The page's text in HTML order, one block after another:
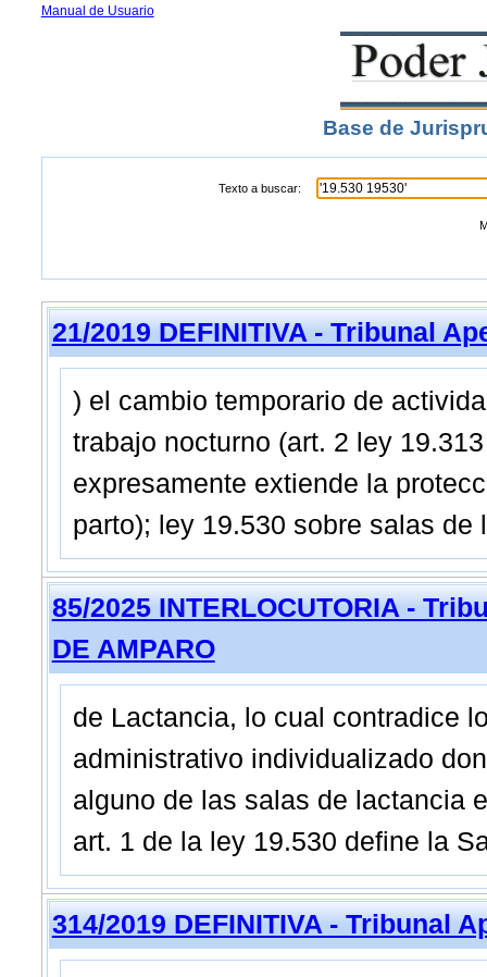
Manual de Usuario
Base de
Texto a buscar:
21/2019 DEFINITIVA - Tribunal
) el cambio temporario de
trabajo nocturno (art. 2 ley
expresamente extiende la
parto); ley 19.530 sobre salas de
85/2025 INTERLOCUTORIA -
DE AMPARO
de Lactancia, lo cual contradice
administrativo individualizado
alguno de las salas de lactancia
art. 1 de la ley 19.530 define la
314/2019 DEFINITIVA - Tribunal